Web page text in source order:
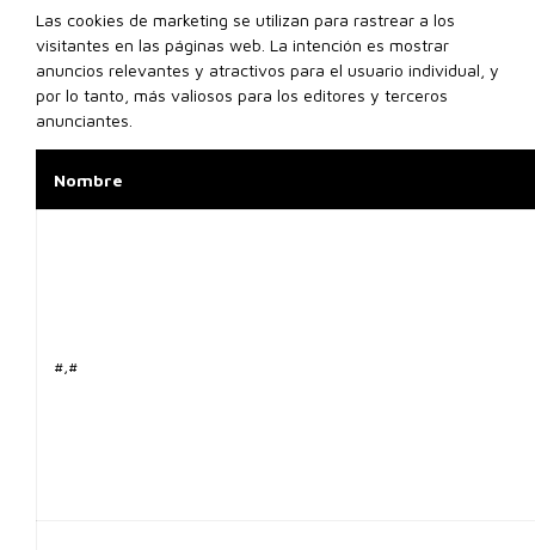
Las cookies de marketing se utilizan para rastrear a los
visitantes en las páginas web. La intención es mostrar
anuncios relevantes y atractivos para el usuario individual, y
por lo tanto, más valiosos para los editores y terceros
anunciantes.
Nombre
#,#